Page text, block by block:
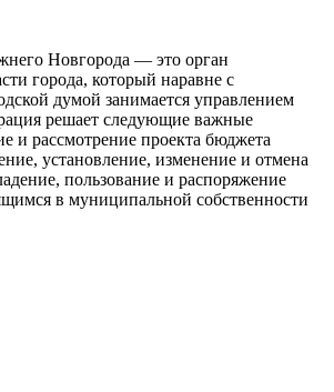
Новгорода — это орган
города, который наравне с
думой занимается управлением
решает следующие важные
и рассмотрение проекта бюджета
установление, изменение и отмена
пользование и распоряжение
в муниципальной собственности